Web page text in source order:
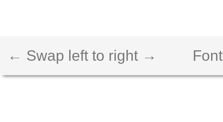
← Swap left to right →